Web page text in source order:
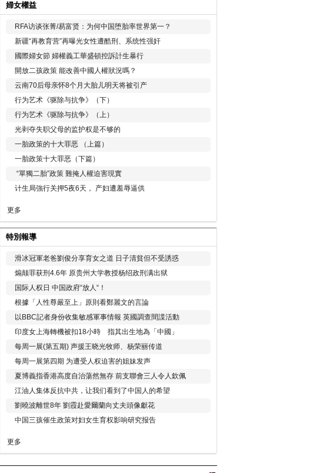
婦女權益
RFA访谈张菁/易富贤：为何中国堕胎率世界第一？
新疆“再教育营”再曝光女性遭酷刑、系统性强奸
國際婦女節 婦權義工華盛頓控訴計生暴行
開放二孩政策 能改善中國人權狀況嗎？
云南70后母亲怀8个月大胎儿明天将被引产
行为艺术《驱除与抗争》（下）
行为艺术《驱除与抗争》（上）
光剥夺失职父母的监护权是不够的
一胎政策的十大罪恶 （上篇）
一胎政策十大罪恶（下篇）
“單獨二胎”政策 難掩人權迫害現實
计生局強行关押5夜6天， 产妇遭羞辱逼供
更多
特別報導
滑冰冠軍老爸劉俊分享育女之道 日子清貧但不受誘惑
煽颠罪获刑4.6年 原贵州大学教授杨绍政刑满出狱
国际人权日 中国政府“放人“！
根據「人性尊嚴至上」原則看鄭麗文的言論
以BBC記者身份收集敏感軍事情報 英國調查間諜活動
印度女上海轉機被扣18小時 指其出生地為「中國」
每周一展(第五期) 声援王晓光牧师、杨荣丽传道
每周一展第四期 为遭受人权迫害的姐妹发声
夏博義指香港高度自治蕩然無存 前支聯會三人令人欽佩
江油人集体反抗中共，让我们看到了中国人的希望
劉曉波離世8年 劉霞赴愛爾蘭向丈夫頭像獻花
中国三孩催生政策对妇女生育权影响研究报告
更多